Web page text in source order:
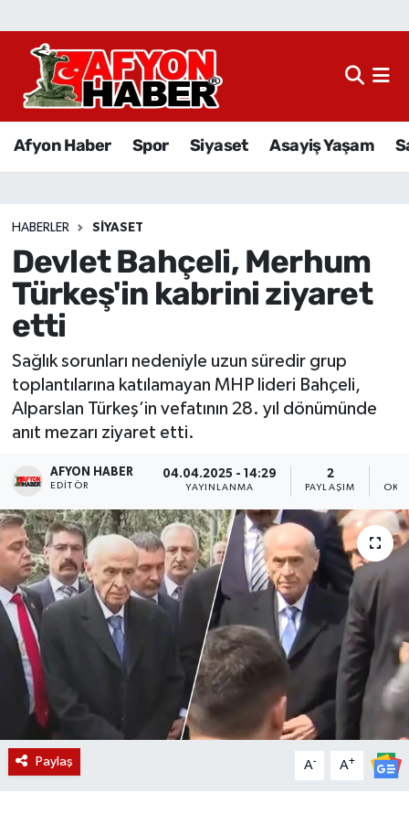
Afyon Haber Spor Siyaset Asayiş Yaşam
HABERLER SIYASET
Devlet Bahçeli, Merhum
Türkeş'in kabrini ziyaret
etti
Sağlık sorunları nedeniyle uzun süredir grup
toplantılarına katılamayan MHP lideri Bahçeli,
Alparslan Türkeş’in vefatının 28. yıl dönümünde
anıt mezarı ziyaret etti.
AFYON HABER
EDITÖR
04.04.2025 - 14:29
YAYINLANMA
2
PAYLAŞIM
Paylaş A- A+
Afyon Haber
Sağlık
Eğitim
Ekonomi
Magazin
Etkinlikler